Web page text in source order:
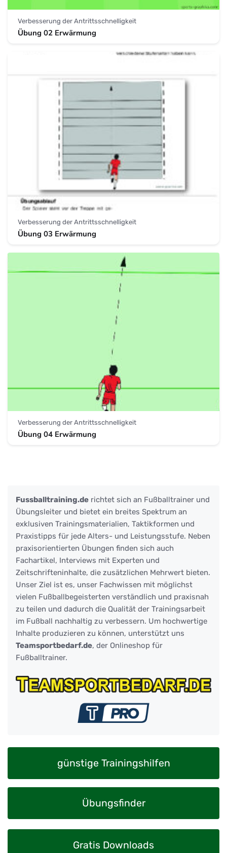
Verbesserung der Antrittsschnelligkeit
Übung 02 Erwärmung
Verbesserung der Antrittsschnelligkeit
Übung 03 Erwärmung
Verbesserung der Antrittsschnelligkeit
Übung 04 Erwärmung
Fussballtraining.de richtet sich an Fußballtrainer und
Übungsleiter und bietet ein breites Spektrum an
exklusiven Trainingsmaterialien, Taktikformen und
Praxistipps für jede Alters- und Leistungsstufe. Neben
praxisorientierten Übungen finden sich auch
Fachartikel, Interviews mit Experten und
Zeitschrifteninhalte, die zusätzlichen Mehrwert bieten.
Unser Ziel ist es, unser Fachwissen mit möglichst
vielen Fußballbegeisterten verständlich und praxisnah
zu teilen und dadurch die Qualität der Trainingsarbeit
im Fußball nachhaltig zu verbessern. Um hochwertige
Inhalte produzieren zu können, unterstützt uns
Teamsportbedarf.de, der Onlineshop für
Fußballtrainer.
günstige Trainingshilfen
Übungsfinder
Gratis Downloads